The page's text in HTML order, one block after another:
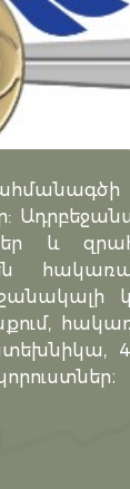
և